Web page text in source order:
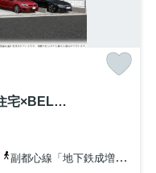
練馬区土支田4丁目 長期優良住宅×BELS取得 省エネ邸宅全3棟
副都心線「地下鉄成増」駅 徒歩31分